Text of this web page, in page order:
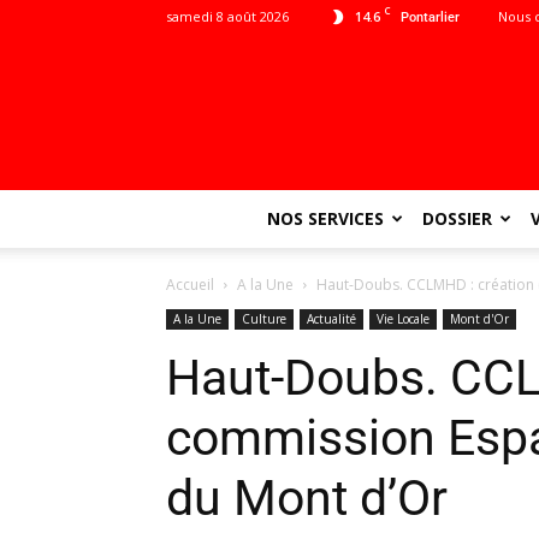
14.6 C Pontarlier
samedi 8 août 2026 Nous
NOS SERVICES DOSSIER
Accueil A la Une Haut-Doubs. CCLMHD :
A la Une Culture Actualité Vie Locale Mont d'Or
Haut-Doubs.
commission
du Mont d’Or